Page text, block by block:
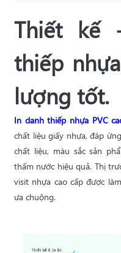
Thiết kế
thiếp
lượng tốt.
In danh thiếp nhựa PVC
chất liệu giấy nhựa, đáp
chất liệu, màu sắc sản
thấm nước hiệu quả. Thị
visit nhựa cao cấp được
ưa chuộng.